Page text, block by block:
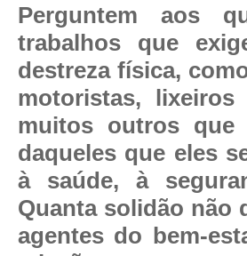
Perguntem aos
trabalhos que
destreza física,
motoristas,
muitos outros que
daqueles que eles
à saúde, à
Quanta solidão não
agentes do bem-